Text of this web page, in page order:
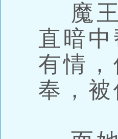
魔王
直暗
有情
奉，